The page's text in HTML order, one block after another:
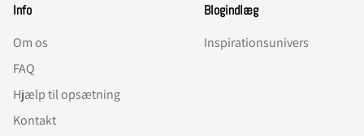
Info
Om os
FAQ
Hjælp til opsætning
Kontakt
Blogindlæg
Inspirationsunivers